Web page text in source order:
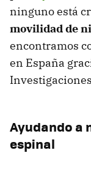
ninguno está
movilidad de
encontramos
en España
Ayudando a
espinal